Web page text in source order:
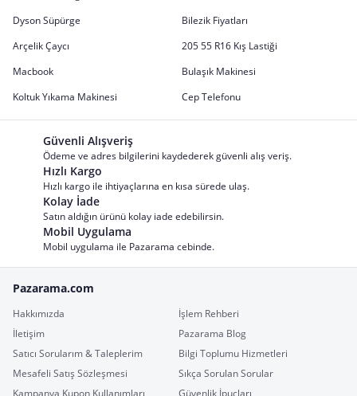
Dyson Süpürge
Bilezik Fiyatları
Arçelik Çaycı
205 55 R16 Kış Lastiği
Macbook
Bulaşık Makinesi
Koltuk Yıkama Makinesi
Cep Telefonu
Güvenli Alışveriş
Ödeme ve adres bilgilerini kaydederek güvenli alış veriş.
Hızlı Kargo
Hızlı kargo ile ihtiyaçlarına en kısa sürede ulaş.
Kolay İade
Satın aldığın ürünü kolay iade edebilirsin.
Mobil Uygulama
Mobil uygulama ile Pazarama cebinde.
Pazarama.com
Hakkımızda
İşlem Rehberi
İletişim
Pazarama Blog
Satıcı Sorularım & Taleplerim
Bilgi Toplumu Hizmetleri
Mesafeli Satış Sözleşmesi
Sıkça Sorulan Sorular
Kampanya Kupon Kullanımları
Güvenlik İpuçları